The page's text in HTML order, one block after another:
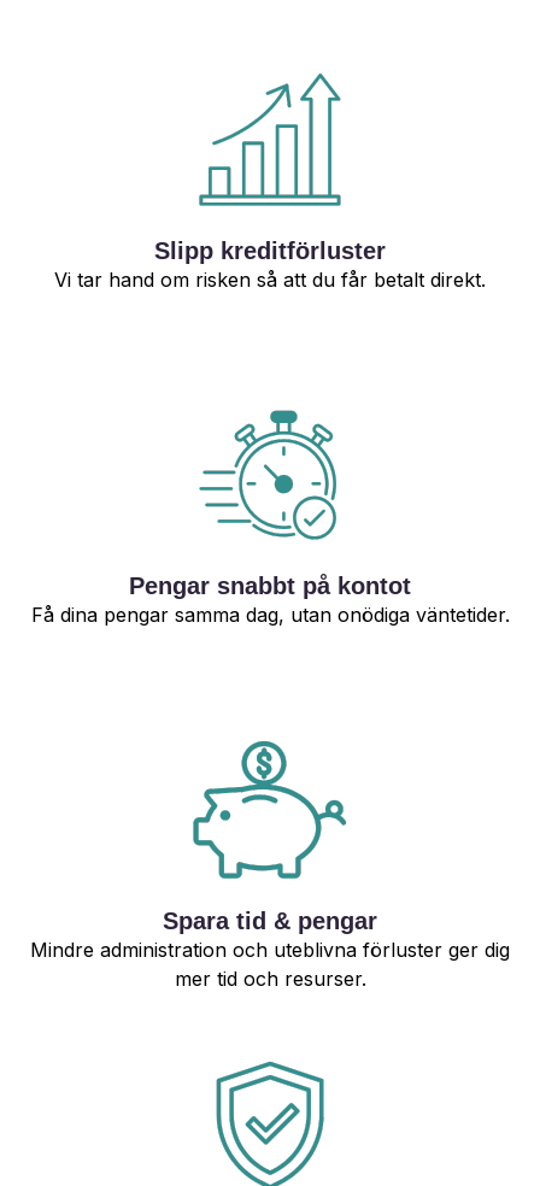
Slipp kreditförluster
Vi tar hand om risken så att du får betalt direkt.
Pengar snabbt på kontot
Få dina pengar samma dag, utan onödiga väntetider.
Spara tid & pengar
Mindre administration och uteblivna förluster ger dig
mer tid och resurser.